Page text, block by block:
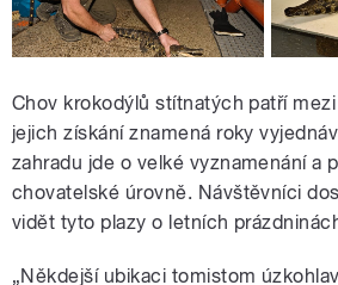
Chov krokodýlů stítnatých patří
jejich získání znamená roky
zahradu jde o velké vyznamenání a
chovatelské úrovně. Návštěvníci
vidět tyto plazy o letních
„Někdejší ubikaci tomistom